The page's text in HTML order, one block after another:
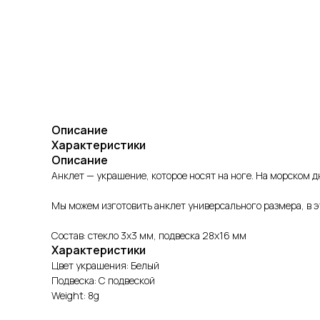
Описание
Характеристики
Описание
Анклет — украшение, которое носят на ноге. На морском
Мы можем изготовить анклет универсального размера, в
Состав: стекло 3х3 мм, подвеска 28х16 мм
Характеристики
Цвет украшения: Белый
Подвеска: С подвеской
Weight: 8g